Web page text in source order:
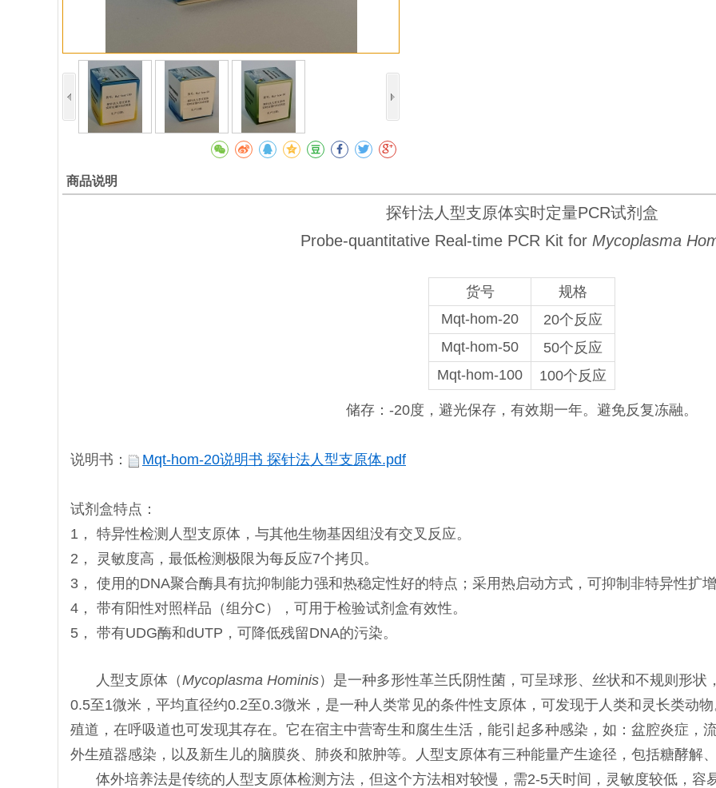
商品说明
探针法人型支原体实时定量PCR试剂盒
Probe-quantitative Real-time PCR Kit for Mycoplasma
货号
规格
Mqt-hom-20
20个反应
Mqt-hom-50
50个反应
Mqt-hom-100
100个反应
储存：-20度，避光保存，有效期一年。避免反复冻融。
说明书： Mqt-hom-20说明书 探针法人型支原体.pdf
试剂盒特点：
1， 特异性检测人型支原体，与其他生物基因组没有交叉反应。
2， 灵敏度高，最低检测极限为每反应7个拷贝。
3， 使用的DNA聚合酶具有抗抑制能力强和热稳定性好的特点；采用热启动方式，可抑制非特异性扩
4， 带有阳性对照样品（组分C），可用于检验试剂盒有效性。
5， 带有UDG酶和dUTP，可降低残留DNA的污染。
人型支原体（Mycoplasma Hominis）是一种多形性革兰氏阴性菌，可呈球形、丝状和不规则形
0.5至1微米，平均直径约0.2至0.3微米，是一种人类常见的条件性支原体，可发现于人类和灵长类动
殖道，在呼吸道也可发现其存在。它在宿主中营寄生和腐生生活，能引起多种感染，如：盆腔炎症，
外生殖器感染，以及新生儿的脑膜炎、肺炎和脓肿等。人型支原体有三种能量产生途径，包括糖酵解
体外培养法是传统的人型支原体检测方法，但这个方法相对较慢，需2-5天时间，灵敏度较低，容